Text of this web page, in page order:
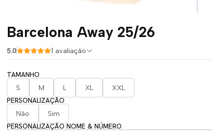
Barcelona Away 25/26
5.0 1 avaliação
TAMANHO
S
M L XL
XXL
PERSONALIZAÇÃO
Não
Sim
PERSONALIZAÇÃO NOME & NÚMERO